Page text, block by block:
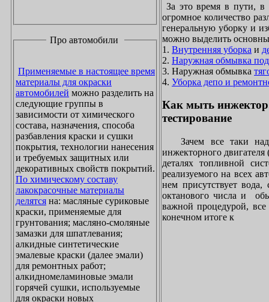
Про автомобили
Применяемые в настоящее время
материалы для окраски
автомобилей можно разделить на
следующие группы в
зависимости от химического
состава, назначения, способа
разбавления краски и сушки
покрытия, технологии нанесения
и требуемых защитных или
декоративных свойств покрытий.
По химическому составу
лакокрасочные материалы
делятся на: масляные суриковые
краски, применяемые для
грунтования; масляно-смоляные
замазки для шпатлевания;
алкидные синтетические
эмалевые краски (далее эмали)
для ремонтных работ;
алкидномеламиновые эмали
горячей сушки, используемые
для окраски новых
За это время в пути,
огромное количество
генеральную уборку и
можно выделить
1. Внутренняя уборка и
2. Наружная обмывка
3. Наружная обмывка
4. Уборка депо и
Как мыть
тестирование
Зачем все таки
инжекторного
деталях топливной
реализуемого на всех
нем присутствует
октанового числа и
важной процедурой, все
конечном итоге к